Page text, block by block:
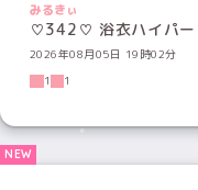
みるきぃ
♡342♡ 浴衣ハイパー
2026年08月05日 19時02分
1
1